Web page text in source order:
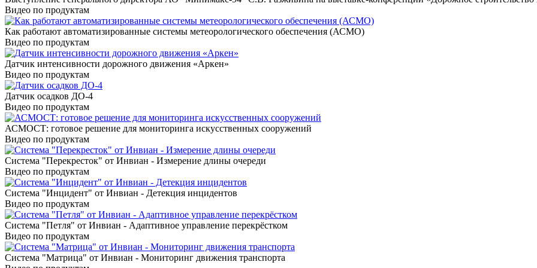
Видео по продуктам
Как работают автоматизированные системы метеорологического обеспечения (АСМО)
Видео по продуктам
Датчик интенсивности дорожного движения «Аркен»
Видео по продуктам
Датчик осадков ДО-4
Видео по продуктам
АСМОСТ: готовое решение для мониторинга искусственных сооружений
Видео по продуктам
Система "Перекресток" от Инвиан - Измерение длины очереди
Видео по продуктам
Система "Инцидент" от Инвиан - Детекция инцидентов
Видео по продуктам
Система "Петля" от Инвиан - Адаптивное управление перекрёстком
Видео по продуктам
Система "Матрица" от Инвиан - Мониторинг движения транспорта